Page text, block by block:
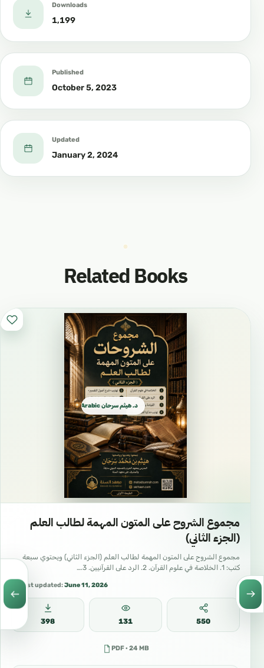
Downloads
1,199
Published
October 5, 2023
Updated
January 2, 2024
Related Books
د. هيثم سرحان Arabic العربية
مجموع الشروح على المتون المهمة لطالب العلم
(الجزء الثاني)
مجموع الشروح على المتون المهمة لطالب العلم (الجزء الثاني) ويحتوي سبعة
كتب: 1. الخلاصة في علوم القرآن. 2. الرد على القرآنيين. 3.…
Last updated:June 11, 2026
398 131 550
PDF · 24 MB